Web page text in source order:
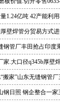
1.24亿吨 42产能利
壁焊管分贸易方式
钢管厂丰田抢占印度
家.大口径q345b厚壁
搬家”山东无缝钢管
钢日照 钢企整合一家